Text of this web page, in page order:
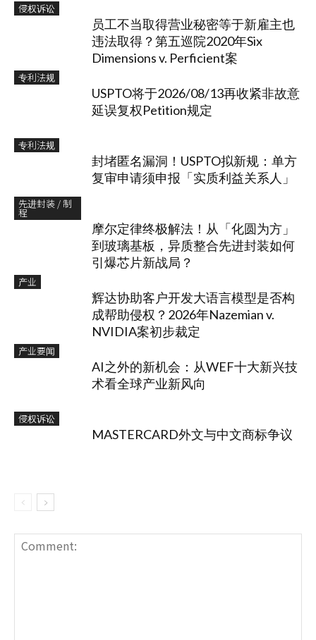
侵权诉讼
员工不当取得营业秘密等于新雇主也
违法取得？第五巡院2020年Six
Dimensions v. Perficient案
专利法规
USPTO将于2026/08/13再收紧非故意
延误复权Petition规定
专利法规
封堵匿名漏洞！USPTO拟新规：单方
复审申请须申报「实质利益关系人」
先进封装 / 制
程
摩尔定律终极解法！从「化圆为方」
到玻璃基板，异质整合先进封装如何
引爆芯片新战局？
产业
辉达协助客户开发大语言模型是否构
成帮助侵权？2026年Nazemian v.
NVIDIA案初步裁定
产业要闻
AI之外的新机会：从WEF十大新兴技
术看全球产业新风向
侵权诉讼
MASTERCARD外文与中文商标争议